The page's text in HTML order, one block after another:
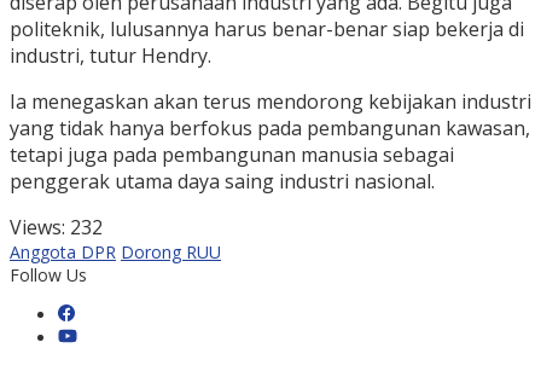
politeknik, lulusannya harus benar-benar siap bekerja di
industri, tutur Hendry.
Ia menegaskan akan terus mendorong kebijakan industri
yang tidak hanya berfokus pada pembangunan kawasan,
tetapi juga pada pembangunan manusia sebagai
penggerak utama daya saing industri nasional.
Views: 232
Anggota DPR Dorong RUU
Follow Us